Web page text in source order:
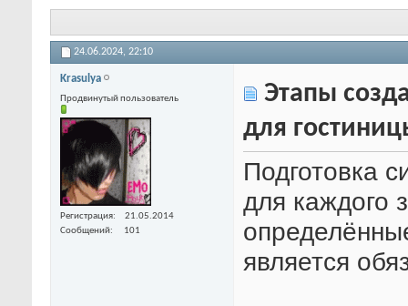
24.06.2024, 22:10
Krasulya
Продвинутый пользователь
Регистрация
21.05.2014
Сообщений
101
Этапы
для
Подготовка
для каждого
является